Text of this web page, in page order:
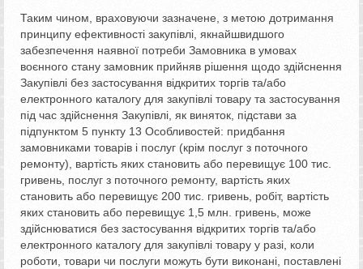
Таким чином, враховуючи зазначене, з метою дотримання
принципу ефективності закупівлі, якнайшвидшого
забезпечення наявної потреби Замовника в умовах
воєнного стану замовник прийняв рішення щодо здійснення
Закупівлі без застосування відкритих торгів та/або
електронного каталогу для закупівлі товару та застосування
під час здійснення Закупівлі, як виняток, підстави за
підпунктом 5 пункту 13 Особливостей: придбання
замовниками товарів і послуг (крім послуг з поточного
ремонту), вартість яких становить або перевищує 100 тис.
гривень, послуг з поточного ремонту, вартість яких
становить або перевищує 200 тис. гривень, робіт, вартість
яких становить або перевищує 1,5 млн. гривень, може
здійснюватися без застосування відкритих торгів та/або
електронного каталогу для закупівлі товару у разі, коли
роботи, товари чи послуги можуть бути виконані, поставлені